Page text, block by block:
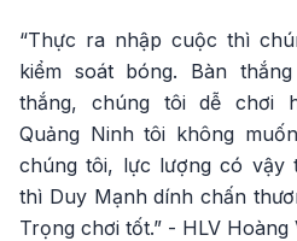
“Thực ra nhập cuộc thì
kiểm soát bóng. Bàn
thắng, chúng tôi dễ chơi
Quảng Ninh tôi không
chúng tôi, lực lượng có vậy
thì Duy Mạnh dính chấn
Trọng chơi tốt.” - HLV